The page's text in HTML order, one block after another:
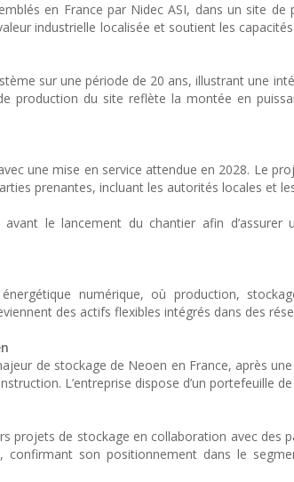
en France par Nidec ASI, dans un site de
industrielle localisée et soutient les
sur une période de 20 ans, illustrant une
production du site reflète la montée en
une mise en service attendue en 2028. Le
prenantes, incluant les autorités locales et
le lancement du chantier afin d’assurer
numérique, où production,
des actifs flexibles intégrés dans des
de stockage de Neoen en France, après
L’entreprise dispose d’un portefeuille
projets de stockage en collaboration avec des
confirmant son positionnement dans le